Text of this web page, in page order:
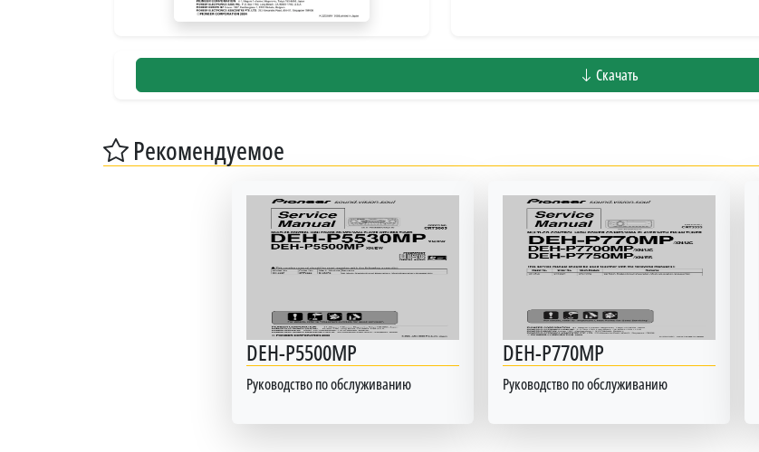
Скачать
Рекомендуемое
DEH-P5500MP
Руководство по обслуживанию
DEH-P770MP
Руководство по обслуживанию